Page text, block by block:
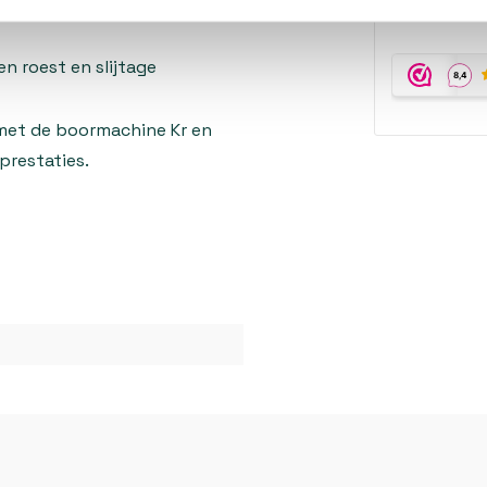
roest en slijtage
de boormachine Kr en